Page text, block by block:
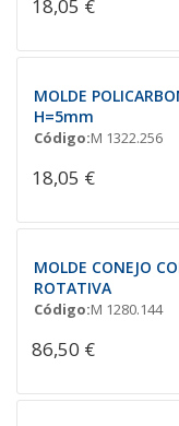
18,05 €
MOLDE
H=5mm
Código:M 1322.256
18,05 €
MOLDE CONEJO
ROTATIVA
Código:M 1280.144
86,50 €